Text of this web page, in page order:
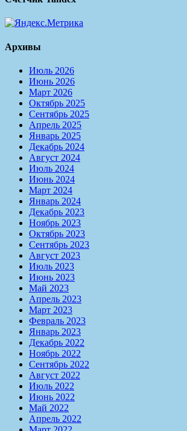
Архивы
Июль 2026
Июнь 2026
Март 2026
Октябрь 2025
Сентябрь 2025
Апрель 2025
Январь 2025
Декабрь 2024
Август 2024
Июль 2024
Июнь 2024
Март 2024
Январь 2024
Декабрь 2023
Ноябрь 2023
Октябрь 2023
Сентябрь 2023
Август 2023
Июль 2023
Июнь 2023
Май 2023
Апрель 2023
Март 2023
Февраль 2023
Январь 2023
Декабрь 2022
Ноябрь 2022
Сентябрь 2022
Август 2022
Июль 2022
Июнь 2022
Май 2022
Апрель 2022